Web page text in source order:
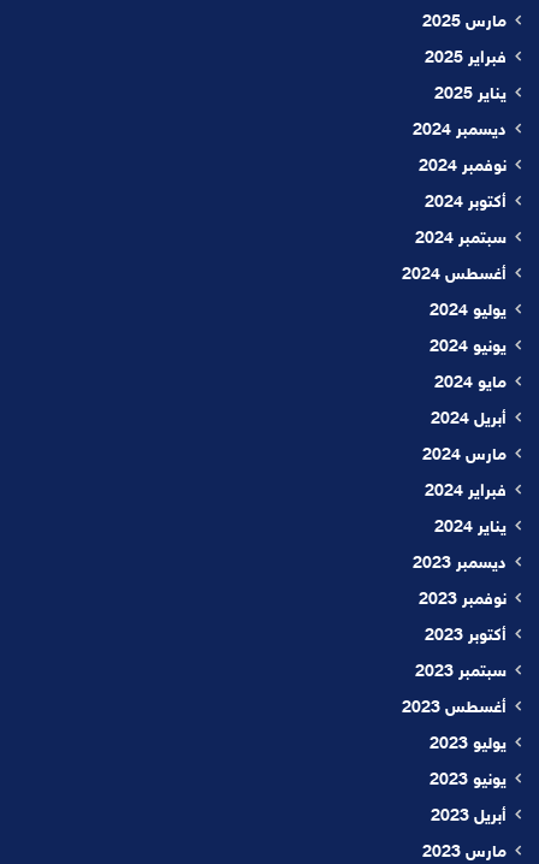
مارس 2025
فبراير 2025
يناير 2025
ديسمبر 2024
نوفمبر 2024
أكتوبر 2024
سبتمبر 2024
أغسطس 2024
يوليو 2024
يونيو 2024
مايو 2024
أبريل 2024
مارس 2024
فبراير 2024
يناير 2024
ديسمبر 2023
نوفمبر 2023
أكتوبر 2023
سبتمبر 2023
أغسطس 2023
يوليو 2023
يونيو 2023
أبريل 2023
مارس 2023